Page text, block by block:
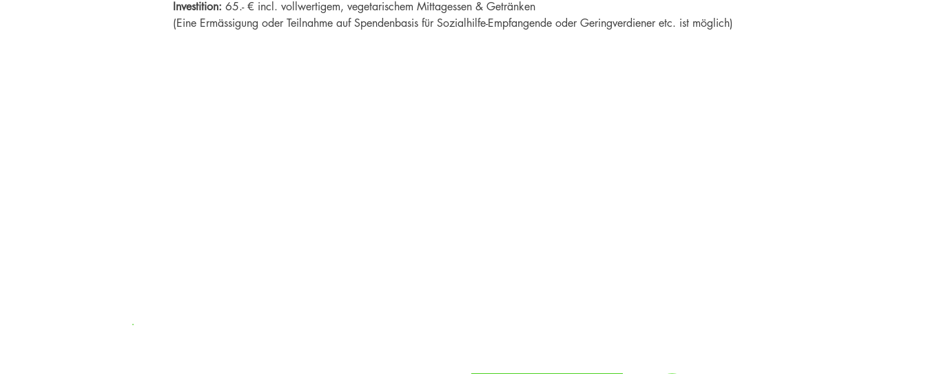
Investition: 65.- € incl. vollwertigem, vegetarischem Mittagessen & Getränken
(Eine Ermässigung oder Teilnahme auf Spendenbasis für Sozialhilfe-Empfangende oder Geringverdiener etc. ist möglich)